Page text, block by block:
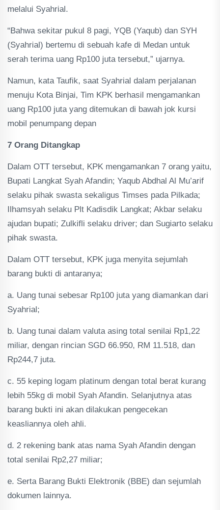
melalui Syahrial.
“Bahwa sekitar pukul 8 pagi, YQB (Yaqub) dan SYH
(Syahrial) bertemu di sebuah kafe di Medan untuk
serah terima uang Rp100 juta tersebut,” ujarnya.
Namun, kata Taufik, saat Syahrial dalam perjalanan
menuju Kota Binjai, Tim KPK berhasil mengamankan
uang Rp100 juta yang ditemukan di bawah jok kursi
mobil penumpang depan
7 Orang Ditangkap
Dalam OTT tersebut, KPK mengamankan 7 orang yaitu,
Bupati Langkat Syah Afandin; Yaqub Abdhal Al Mu’arif
selaku pihak swasta sekaligus Timses pada Pilkada;
Ilhamsyah selaku Plt Kadisdik Langkat; Akbar selaku
ajudan bupati; Zulkifli selaku driver; dan Sugiarto selaku
pihak swasta.
Dalam OTT tersebut, KPK juga menyita sejumlah
barang bukti di antaranya;
a. Uang tunai sebesar Rp100 juta yang diamankan dari
Syahrial;
b. Uang tunai dalam valuta asing total senilai Rp1,22
miliar, dengan rincian SGD 66.950, RM 11.518, dan
Rp244,7 juta.
c. 55 keping logam platinum dengan total berat kurang
lebih 55kg di mobil Syah Afandin. Selanjutnya atas
barang bukti ini akan dilakukan pengecekan
keasliannya oleh ahli.
d. 2 rekening bank atas nama Syah Afandin dengan
total senilai Rp2,27 miliar;
e. Serta Barang Bukti Elektronik (BBE) dan sejumlah
dokumen lainnya.